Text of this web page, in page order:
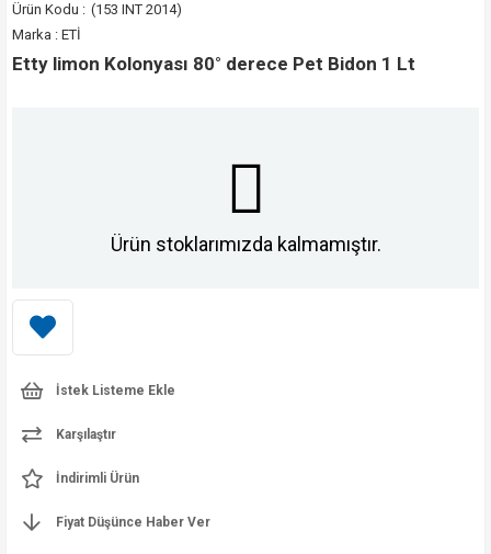
(153 INT 2014)
Marka : ETİ
Etty limon Kolonyası 80° derece Pet Bidon 1 Lt
Ürün stoklarımızda kalmamıştır.
İstek Listeme Ekle
Karşılaştır
İndirimli Ürün
Fiyat Düşünce Haber Ver